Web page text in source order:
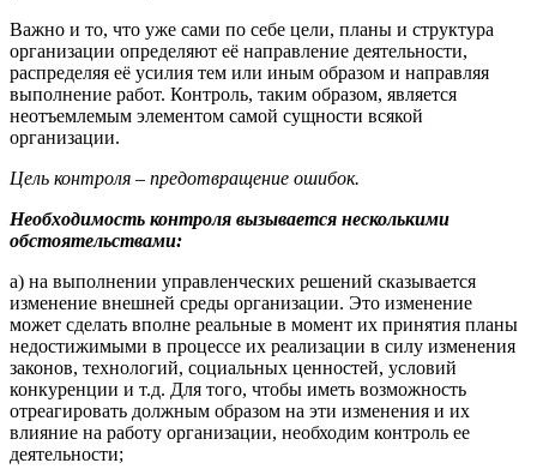
Важно и то, что уже сами по себе цели, планы и структура
организации определяют её направление деятельности,
распределяя её усилия тем или иным образом и направляя
выполнение работ. Контроль, таким образом, является
неотъемлемым элементом самой сущности всякой
организации.
Цель контроля – предотвращение ошибок.
Необходимость контроля вызывается несколькими
обстоятельствами:
а) на выполнении управленческих решений сказывается
изменение внешней среды организации. Это изменение
может сделать вполне реальные в момент их принятия планы
недостижимыми в процессе их реализации в силу изменения
законов, технологий, социальных ценностей, условий
конкуренции и т.д. Для того, чтобы иметь возможность
отреагировать должным образом на эти изменения и их
влияние на работу организации, необходим контроль ее
деятельности;